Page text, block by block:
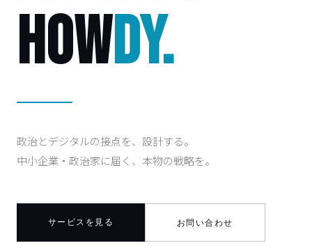
HOWDY.
政治とデジタルの接点を、設計する。
中小企業・政治家に届く、本物の戦略を。
サービスを見る お問い合わせ